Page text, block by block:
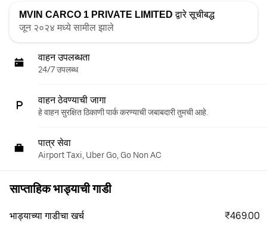
MVIN CARCO 1 PRIVATE LIMITED द्वारे सूचीबद्ध
जून २०२४ मध्ये सामील झाले
वाहन उपलब्धता
24/7 उपलब्ध
वाहन ठेवण्याची जागा
हे वाहन सुरक्षित ठिकाणी पार्क करण्याची जबाबदारी तुमची आहे.
पात्र सेवा
Airport Taxi, Uber Go, Go Non AC
साप्ताहिक भाड्याची गाडी
भाड्याच्या गाडीचा खर्च ₹469.00